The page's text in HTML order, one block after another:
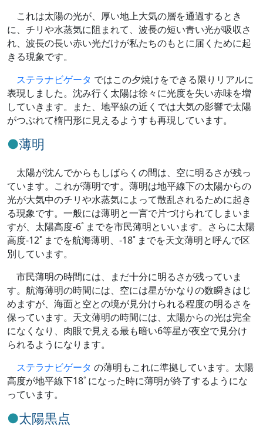
これは太陽の光が、厚い地上大気の層を通過するとき
に、チリや水蒸気に阻まれて、波長の短い青い光が吸収さ
れ、波長の長い赤い光だけが私たちのもとに届くために起
きる現象です。
ステラナビゲータ ではこの夕焼けをできる限りリアルに
表現しました。沈み行く太陽は徐々に光度を失い赤味を増
していきます。また、地平線の近くでは大気の影響で太陽
がつぶれて楕円形に見えるようすも再現しています。
薄明
太陽が沈んでからもしばらくの間は、空に明るさが残っ
ています。これが薄明です。薄明は地平線下の太陽からの
光が大気中のチリや水蒸気によって散乱されるために起き
る現象です。一般には薄明と一言で片づけられてしまいま
すが、太陽高度-6ﾟまでを市民薄明といいます。さらに太陽
高度-12ﾟまでを航海薄明、-18ﾟまでを天文薄明と呼んで区
別しています。
市民薄明の時間には、まだ十分に明るさが残っていま
す。航海薄明の時間には、空には星がかなりの数瞬きはじ
めますが、海面と空との境が見分けられる程度の明るさを
保っています。天文薄明の時間には、太陽からの光は完全
になくなり、肉眼で見える最も暗い6等星が夜空で見分け
られるようになります。
ステラナビゲータ の薄明もこれに準拠しています。太陽
高度が地平線下18ﾟになった時に薄明が終了するようにな
っています。
太陽黒点